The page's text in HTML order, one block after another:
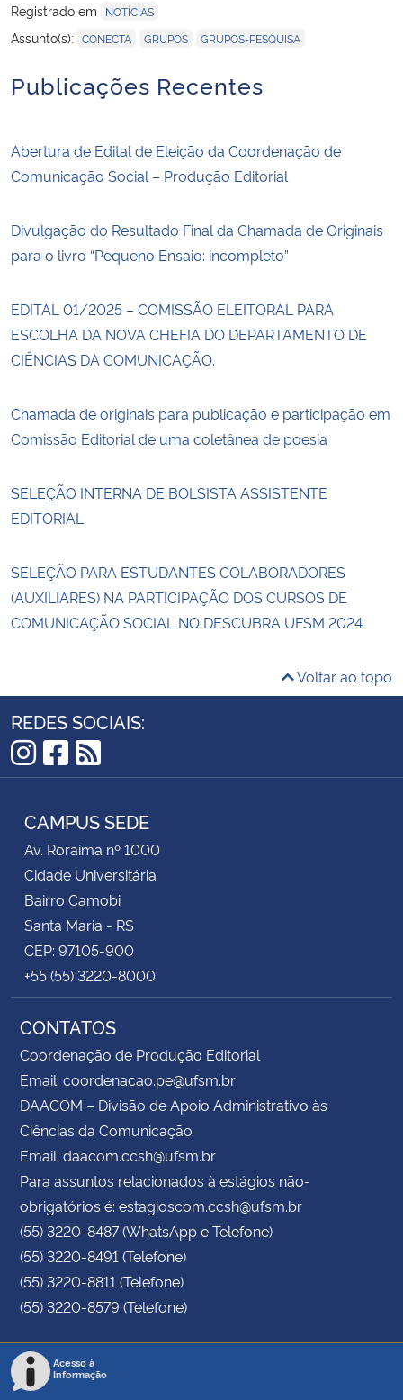
Registrado em
NOTÍCIAS
Assunto(s): CONECTA GRUPOS GRUPOS-PESQUISA
Publicações Recentes
Abertura de Edital de Eleição da Coordenação de
Comunicação Social – Produção Editorial
Divulgação do Resultado Final da Chamada de Originais
para o livro “Pequeno Ensaio: incompleto”
EDITAL 01/2025 – COMISSÃO ELEITORAL PARA
ESCOLHA DA NOVA CHEFIA DO DEPARTAMENTO DE
CIÊNCIAS DA COMUNICAÇÃO.
Chamada de originais para publicação e participação em
Comissão Editorial de uma coletânea de poesia
SELEÇÃO INTERNA DE BOLSISTA ASSISTENTE
EDITORIAL
SELEÇÃO PARA ESTUDANTES COLABORADORES
(AUXILIARES) NA PARTICIPAÇÃO DOS CURSOS DE
COMUNICAÇÃO SOCIAL NO DESCUBRA UFSM 2024
Voltar ao topo
REDES SOCIAIS:
Instagram
Facebook
RSS
CAMPUS SEDE
Av. Roraima nº 1000
Cidade Universitária
Bairro Camobi
Santa Maria - RS
CEP: 97105-900
+55 (55) 3220-8000
CONTATOS
Coordenação de Produção Editorial
Email: coordenacao.pe@ufsm.br
DAACOM – Divisão de Apoio Administrativo às
Ciências da Comunicação
Email: daacom.ccsh@ufsm.br
Para assuntos relacionados à estágios não-
obrigatórios é: estagioscom.ccsh@ufsm.br
(55) 3220-8487 (WhatsApp e Telefone)
(55) 3220-8491 (Telefone)
(55) 3220-8811 (Telefone)
(55) 3220-8579 (Telefone)
Acesso à
Informação